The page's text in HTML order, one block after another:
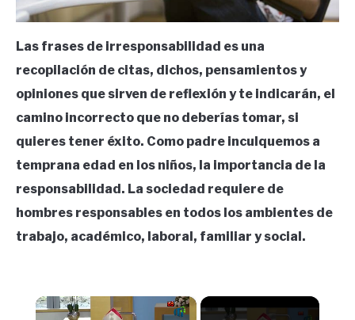
Las frases de irresponsabilidad es una
recopilación de citas, dichos, pensamientos y
opiniones que sirven de reflexión y te indicarán, el
camino incorrecto que no deberías tomar, si
quieres tener éxito. Como padre inculquemos a
temprana edad en los niños, la importancia de la
responsabilidad. La sociedad requiere de
hombres responsables en todos los ambientes de
trabajo, académico, laboral, familiar y social.
×